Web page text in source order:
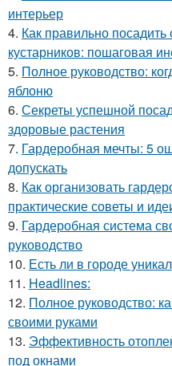
интерьер
4. Как правильно
кустарников: пошаговая
5. Полное руководство:
яблоню
6. Секреты успешной
здоровые растения
7. Гардеробная мечты: 5
допускать
8. Как организовать
практические советы и
9. Гардеробная система
руководство
10. Есть ли в городе
11. Headlines:
12. Полное руководство:
своими руками
13. Эффективность
под окнами